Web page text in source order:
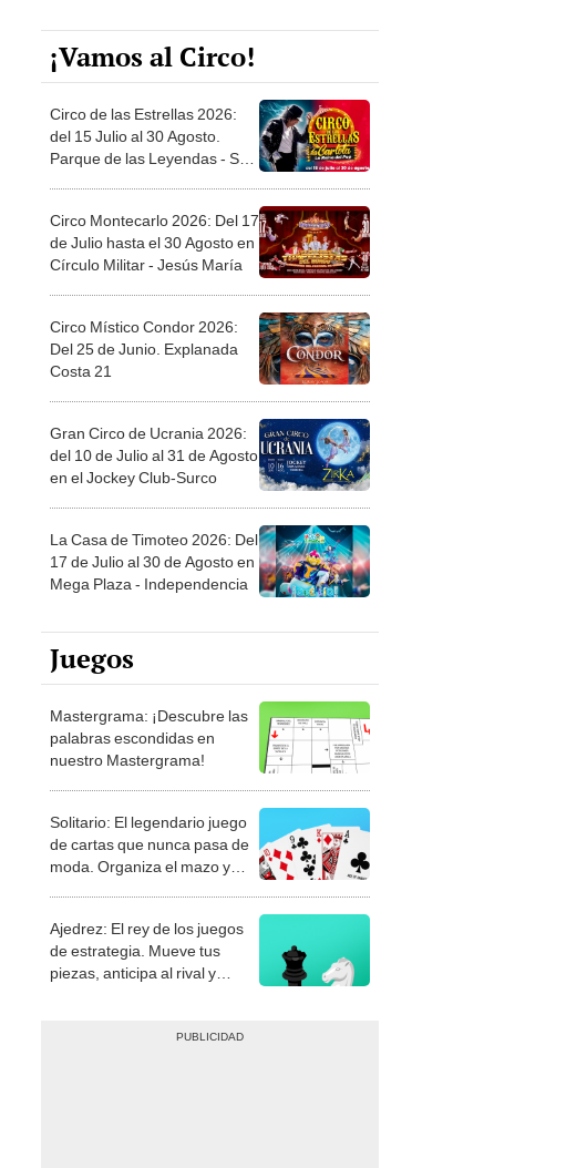
¡Vamos al Circo!
Circo de las Estrellas 2026:
del 15 Julio al 30 Agosto.
Parque de las Leyendas - San
Circo Montecarlo 2026: Del 17
de Julio hasta el 30 Agosto en
Círculo Militar - Jesús María
Circo Místico Condor 2026:
Del 25 de Junio. Explanada
Costa 21
Gran Circo de Ucrania 2026:
del 10 de Julio al 31 de Agosto
en el Jockey Club-Surco
La Casa de Timoteo 2026: Del
17 de Julio al 30 de Agosto en
Mega Plaza - Independencia
Juegos
Mastergrama: ¡Descubre las
palabras escondidas en
nuestro Mastergrama!
Solitario: El legendario juego
de cartas que nunca pasa de
moda. Organiza el mazo y
Ajedrez: El rey de los juegos
de estrategia. Mueve tus
piezas, anticipa al rival y